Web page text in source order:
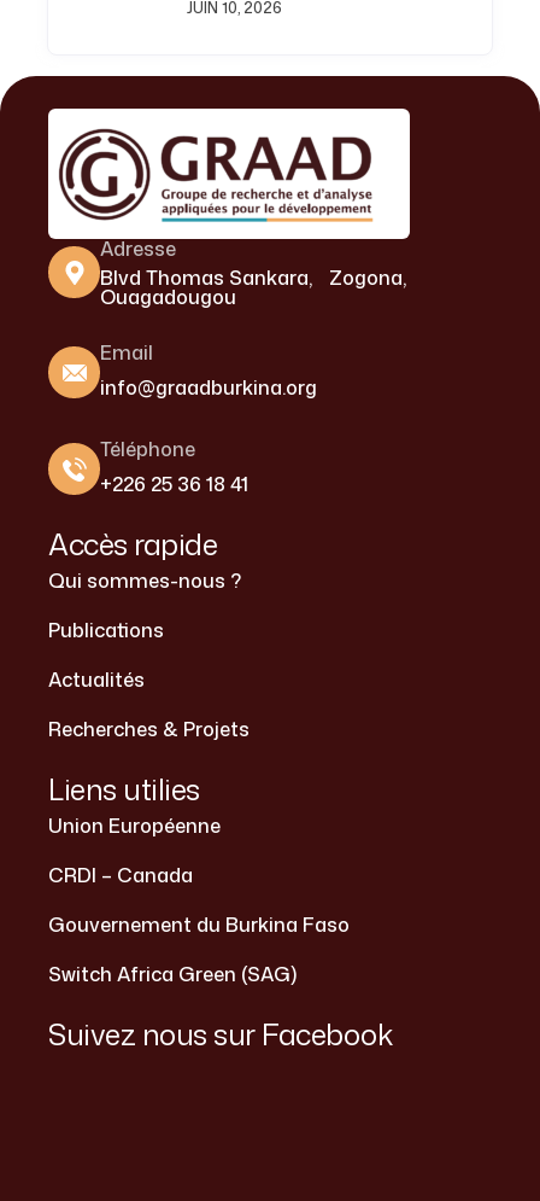
JUIN 10, 2026
Adresse
Blvd Thomas Sankara, Zogona,
Ouagadougou
Email
info@graadburkina.org
Téléphone
+226 25 36 18 41
Accès rapide
Qui sommes-nous ?
Publications
Actualités
Recherches & Projets
Liens utilies
Union Européenne
CRDI – Canada
Gouvernement du Burkina Faso
Switch Africa Green (SAG)
Suivez nous sur Facebook